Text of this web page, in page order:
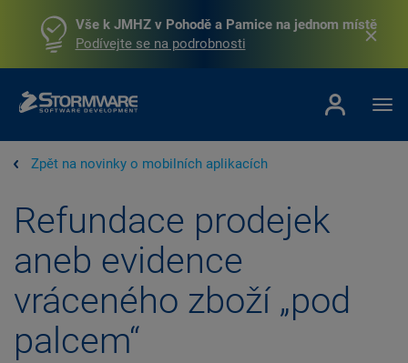
Vše k JMHZ v Pohodě a Pamice na jednom místě
Podívejte se na podrobnosti
Zpět na novinky o mobilních aplikacích
Refundace prodejek
aneb evidence
vráceného zboží „pod
palcem“